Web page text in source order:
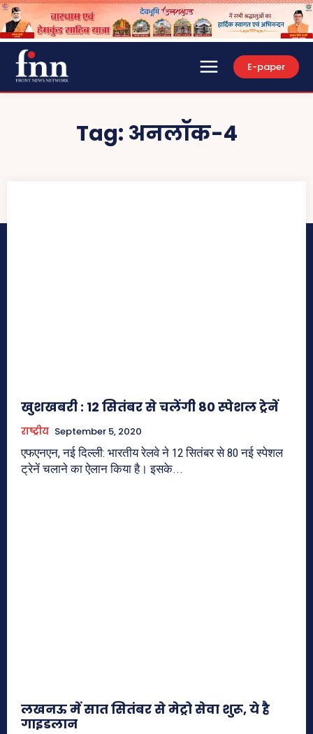
E-paper
Tag: अनलॉक-4
खुशखबरी : 12 सितंबर से चलेंगी 80 स्पेशल ट्रेनें
राष्ट्रीय September 5, 2020
एफएनएन, नई दिल्ली: भारतीय रेलवे ने 12 सितंबर से 80 नई स्पेशल
ट्रेनें चलाने का ऐलान किया है। इसके...
लखनऊ में सात सितंबर से मेट्रो सेवा शुरू, ये है
गाइडलान